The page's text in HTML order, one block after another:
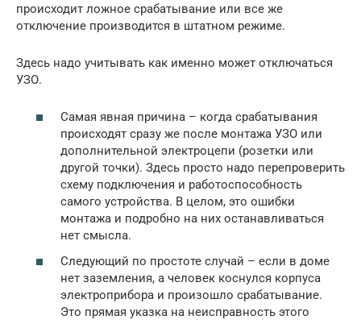
происходит ложное срабатывание или все же
отключение производится в штатном режиме.
Здесь надо учитывать как именно может отключаться
УЗО.
Самая явная причина – когда срабатывания
происходят сразу же после монтажа УЗО или
дополнительной электроцепи (розетки или
другой точки). Здесь просто надо перепроверить
схему подключения и работоспособность
самого устройства. В целом, это ошибки
монтажа и подробно на них останавливаться
нет смысла.
Следующий по простоте случай – если в доме
нет заземления, а человек коснулся корпуса
электроприбора и произошло срабатывание.
Это прямая указка на неисправность этого